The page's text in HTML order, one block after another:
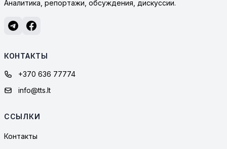
Аналитика, репортажи, обсуждения, дискуссии.
КОНТАКТЫ
+370 636 77774
info@tts.lt
ССЫЛКИ
Контакты